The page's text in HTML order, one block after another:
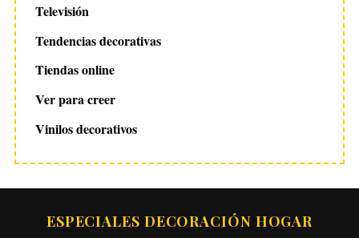
Televisión
Tendencias decorativas
Tiendas online
Ver para creer
Vinilos decorativos
ESPECIALES DECORACIÓN HOGAR